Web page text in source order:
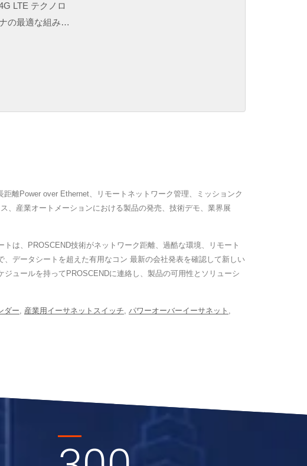
LTE テクノロ
の最適な組み合
現するととも
設計された頑丈
離Power over Ethernet、リモートネットワーク管理、ミッションク
、産業オートメーションにおける製品の発売、技術デモ、業界展
は、PROSCEND技術がネットワーク距離、過酷な環境、リモート
データシートを超えた有用なコン 最新の会社発表を確認して新しい
ュールを持ってPROSCENDに連絡し、製品の可用性とソリューシ
ダー, 産業用イーサネットスイッチ, パワーオーバーイーサネット ,